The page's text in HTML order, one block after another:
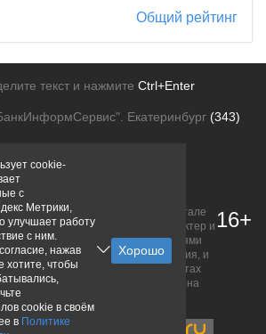
Общий рейтинг
текст и нажмите Ctrl+Enter
Екатеринбург (343)
Для рекламодателей
банков, размещенная на портале
ознакомительный характер и
офертой, определяемой положениями
точного и полного описания, и
условия уточняйте на сайтах
Исключительное право на
их правообладателям.
16+
cookie-
с
Метрики,
улучшает работу
с ним.
нажав
хотите, чтобы
cookie в своём
в Политике